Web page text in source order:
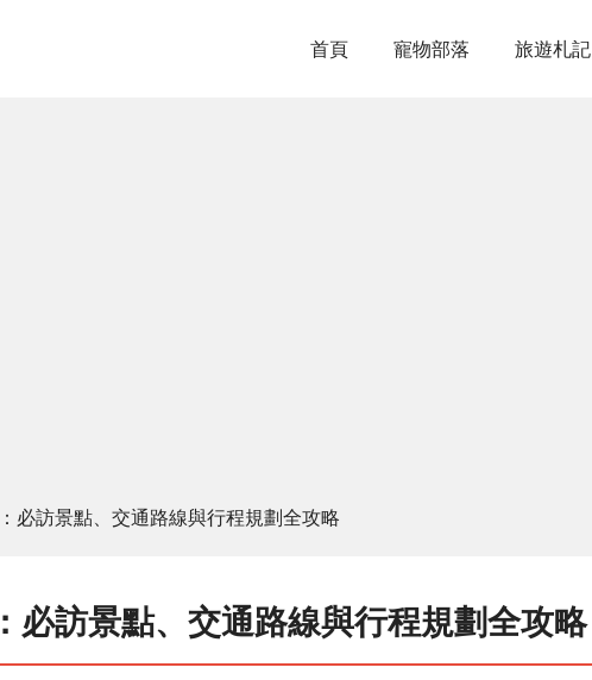
首頁 寵物部落 旅遊札記
必訪景點、交通路線與行程規劃全攻略
必訪景點、交通路線與行程規劃全攻略